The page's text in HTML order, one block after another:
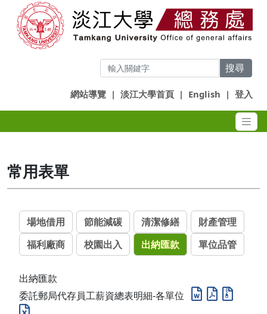
搜尋
網站導覽 | 淡江大學首頁 | English | 登入
常用表單
場地借用 節能減碳 清潔修繕
財產管理
福利廠商
校園出入 出納匯款 單位品管
出納匯款
委託郵局代存員工薪資總表明細-各單位